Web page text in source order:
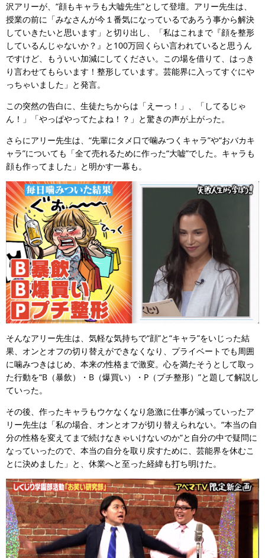
沢アリーが、“顔もキャラも大嘘先生”として登壇。アリー先生は、
授業の前に「みなさんが今１番気になっているであろう事から解決
していきたいと思います」と切り出し、「私はこれまで『顔を整形
しているんじゃないか？』と100万回くらい言われていると思うん
ですけど、もういい加減にしてください。この場を借りて、はっき
り言わせてもらいます！整形しています。芸能界に入ってすぐにや
っちゃいました」と発言。
この突然の告白に、生徒たちからは「えーっ！」、「してるじゃ
ん！」「やっぱやってたよね！？」と驚きの声が上がった。
さらにアリー先生は、“先輩にタメ口で噛みつくキャラ”や“おバカキ
ャラ”についても「全て売れるために作った“大嘘”でした。キャラも
顔も作ってました」と明かす一幕も。
そんなアリー先生は、気軽な気持ちで“顔”と“キャラ”をいじった結
果、オンとオフの切り替えができなくなり、プライベートでも周囲
に噛みつきはじめ、本来の性格まで激変。心を満たそうとして取っ
た行動を“B（暴飲）・B（爆買い）・P（プチ整形）”と題して解説し
ていった。
その後、作ったキャラもウケなくなり急激に仕事が減っていったア
リー先生は「私の場合、オンとオフが切り替えられない。“本当の自
分の性格を変えてまで続けなきゃいけないのか”と自分の中で疑問に
なっていったので、本当の自分を取り戻すために、芸能界を休むこ
とに決めました」と、休業へと至った経緯も打ち明けた。